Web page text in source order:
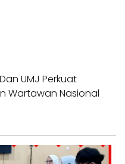
UMJ Perkuat
Wartawan Nasional